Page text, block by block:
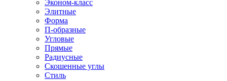
Эконом-класс
Элитные
Форма
П-образные
Угловые
Прямые
Радиусные
Скошенные углы
Стиль